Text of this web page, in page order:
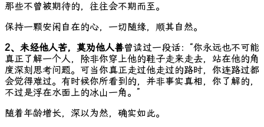
那些不曾被期待的，往往会不期而至。
保持一颗安闲自在的心，一切随缘，顺其自然。
2、未经他人苦，莫劝他人善曾读过一段话：“你永远也不可能
真正了解一个人，除非你穿上他的鞋子走来走去，站在他的角
度深刻思考问题。可当你真正走过他走过的路时，你连路过都
会觉得难过。有时候你所看到的，并非事实真相，你了解的，
不过是浮在水面上的冰山一角。”
随着年龄增长，深以为然，确实如此。